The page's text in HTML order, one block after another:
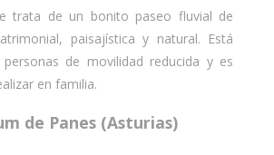
trata de un bonito paseo fluvial de
paisajística y natural. Está
personas de movilidad reducida y es
en familia.
de Panes (Asturias)